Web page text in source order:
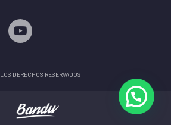
DERECHOS RESERVADOS